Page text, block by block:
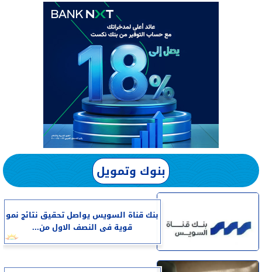
بنوك وتمويل
بنك قناة السويس يواصل تحقيق نتائج نمو
قوية فى النصف الاول من...